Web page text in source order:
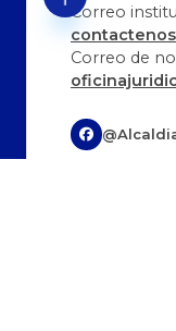
Correo
Correo de